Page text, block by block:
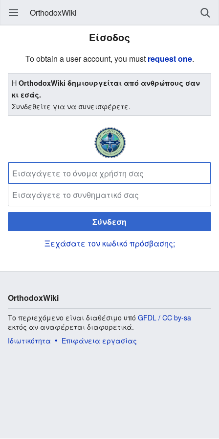
OrthodoxWiki
Είσοδος
To obtain a user account, you must request one.
ΗOrthodoxWiki δημιουργείται από ανθρώπους σαν
κι εσάς.
Συνδεθείτε για να συνεισφέρετε.
Σύνδεση
Ξεχάσατε τον κωδικό πρόσβασης;
OrthodoxWiki
Το περιεχόμενο είναι διαθέσιμο υπό GFDL / CC by-sa
εκτός αν αναφέρεται διαφορετικά.
Ιδιωτικότητα
Επιφάνεια εργασίας